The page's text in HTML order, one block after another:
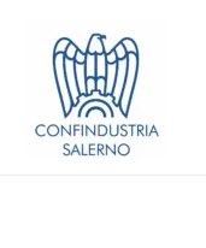
contenuto
articoli